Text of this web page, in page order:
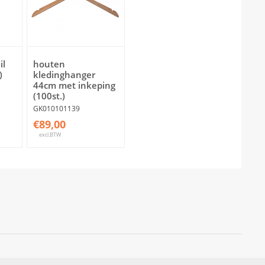
houten
kledinghanger
44cm met inkeping
(100st.)
GK010101139
€89,00
excl.BTW